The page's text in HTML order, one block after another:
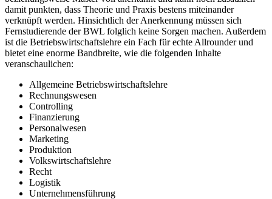
damit punkten, dass Theorie und Praxis bestens miteinander
verknüpft werden. Hinsichtlich der Anerkennung müssen sich
Fernstudierende der BWL folglich keine Sorgen machen. Außerdem
ist die Betriebswirtschaftslehre ein Fach für echte Allrounder und
bietet eine enorme Bandbreite, wie die folgenden Inhalte
veranschaulichen:
Allgemeine Betriebswirtschaftslehre
Rechnungswesen
Controlling
Finanzierung
Personalwesen
Marketing
Produktion
Volkswirtschaftslehre
Recht
Logistik
Unternehmensführung